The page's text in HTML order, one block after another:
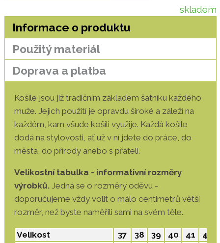
skladem
Informace o produktu
Použitý materiál
Doprava a platba
Košile jsou již tradičním základem šatníku každého
muže. Jejich použití je opravdu široké a záleží na
každém, kam všude košili využije. Každá košile
dodá na stylovosti, ať už v ní jdete do práce, do
města, do přírody anebo s přáteli.
Velikostní tabulka - informativní rozměry
výrobků. Jedná se o rozměry oděvu -
doporučujeme vždy volit o málo centimetrů větší
rozměr, než byste naměřili sami na svém těle.
Velikost 37 38 39 40 41 42